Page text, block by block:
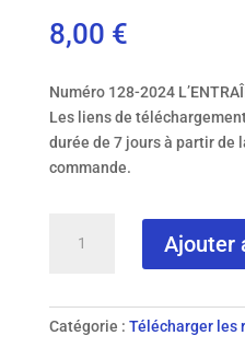
8,00 €
Numéro 128-2024
Les liens de
durée de 7 jours à partir de
commande.
2024
Ajouter
Catégorie : Télécharger les